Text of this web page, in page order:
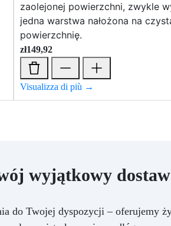
zaolejonej powierzchni, zwykle
jedna warstwa nałożona na
powierzchnię.
zł149,92
Visualizza di più →
wyjątkowy
do Twojej dyspozycji – oferujemy